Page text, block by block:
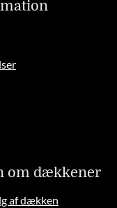
om dækkener
af dækken